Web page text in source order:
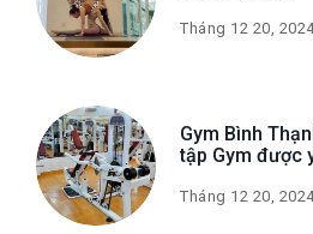
Tháng 12 20,
Gym Bình
tập Gym được
Tháng 12 20,